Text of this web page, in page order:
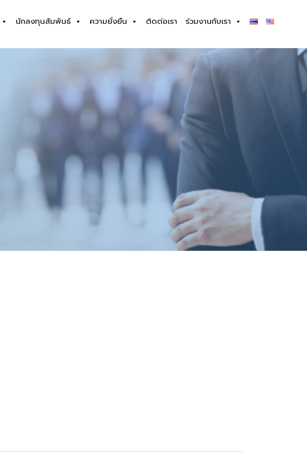
นักลงทุนสัมพันธ์ ความยั่งยืน ติดต่อเรา ร่วมงานกับเรา